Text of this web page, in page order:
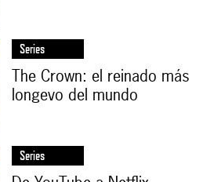
Series
The Crown: el reinado más
longevo del mundo
Series